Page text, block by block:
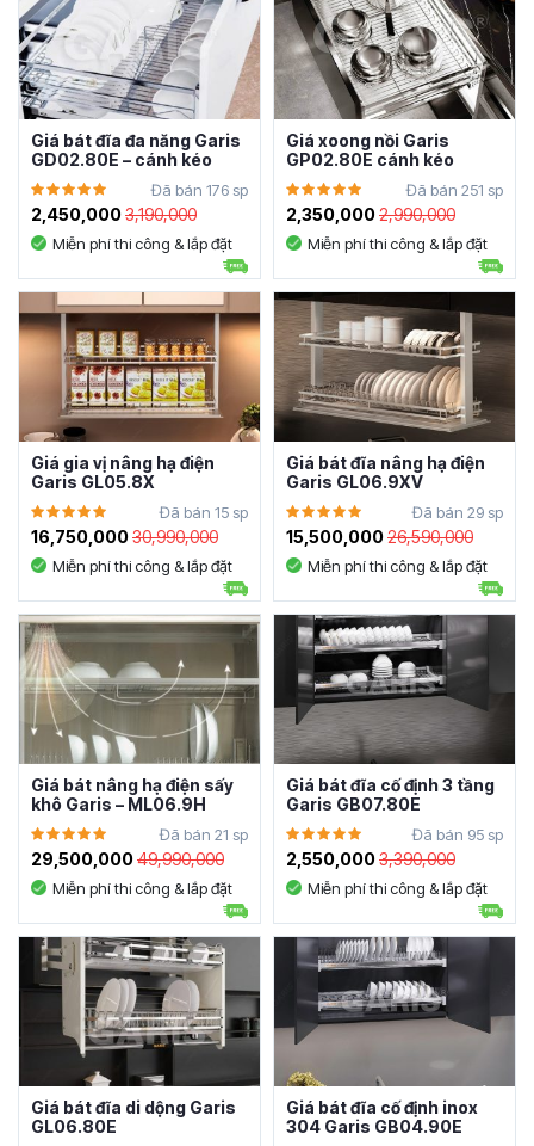
Giá bát đĩa đa năng Garis
GD02.80E – cánh kéo
Đã bán 176 sp
2,450,0003,190,000
Miễn phí thi công & lắp đặt
Giá xoong nồi Garis
GP02.80E cánh kéo
Đã bán 251 sp
2,350,0002,990,000
Miễn phí thi công & lắp đặt
Giá gia vị nâng hạ điện
Garis GL05.8X
Đã bán 15 sp
16,750,00030,990,000
Miễn phí thi công & lắp đặt
Giá bát đĩa nâng hạ điện
Garis GL06.9XV
Đã bán 29 sp
15,500,00026,590,000
Miễn phí thi công & lắp đặt
Giá bát nâng hạ điện sấy
khô Garis – ML06.9H
Đã bán 21 sp
29,500,00049,990,000
Miễn phí thi công & lắp đặt
Giá bát đĩa cố định 3 tầng
Garis GB07.80E
Đã bán 95 sp
2,550,0003,390,000
Miễn phí thi công & lắp đặt
Giá bát đĩa di dộng Garis
GL06.80E
Giá bát đĩa cố định inox
304 Garis GB04.90E